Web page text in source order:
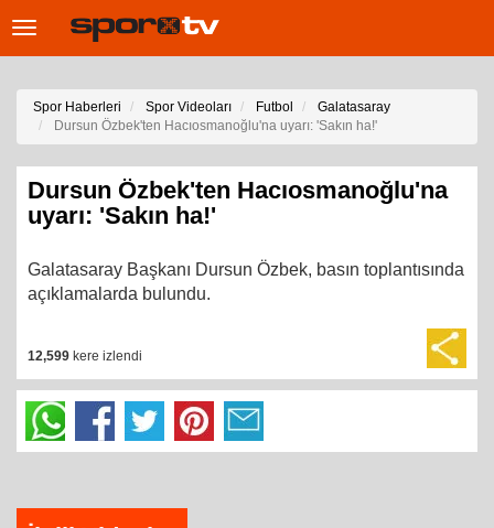
Toggle
Spor Haberleri Spor Videoları Futbol
Galatasaray
Dursun Özbek'ten Hacıosmanoğlu'na uyarı: 'Sakın ha!'
Dursun Özbek'ten Hacıosmanoğlu'na
uyarı: 'Sakın ha!'
Galatasaray Başkanı Dursun Özbek, basın toplantısında
açıklamalarda bulundu.
12,599 kere izlendi